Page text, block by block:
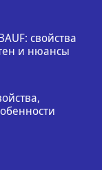
свойства
и нюансы